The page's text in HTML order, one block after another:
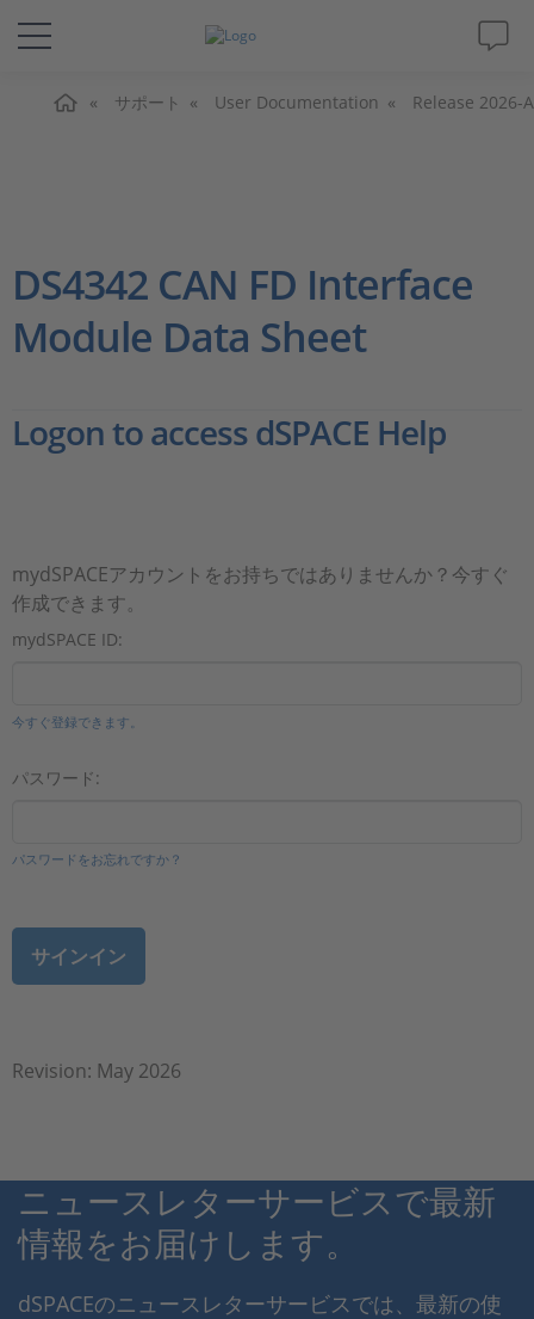
ソリューションと製品
Magazine
採用情報
サポート User Documentation Release 2026-A
DS4342 CAN FD Interface
Module Data Sheet
Logon to access dSPACE Help
mydSPACEアカウントをお持ちではありませんか？今すぐ
作成できます。
mydSPACE ID:
今すぐ登録できます。
パスワード:
パスワードをお忘れですか？
Revision: May 2026
ニュースレターサービスで最新
情報をお届けします。
dSPACEのニュースレターサービスでは、最新の使